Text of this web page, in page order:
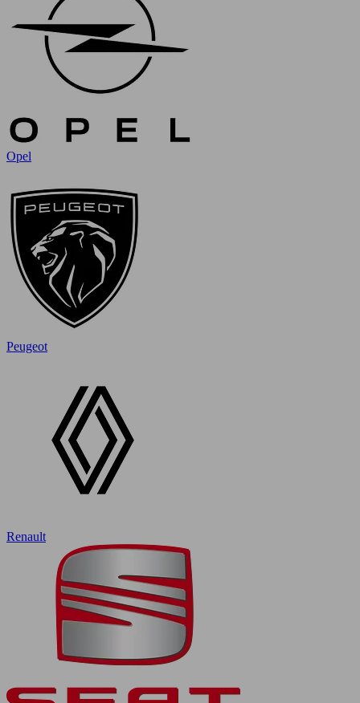
Opel
Peugeot
Renault